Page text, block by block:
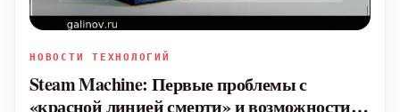
НОВОСТИ ТЕХНОЛОГИЙ
Steam Machine: Первые проблемы с
«красной линией смерти» и возможности